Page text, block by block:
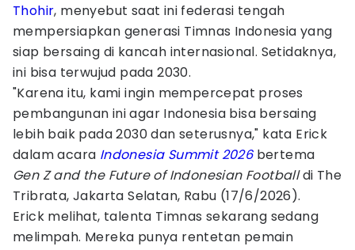
Thohir, menyebut saat ini federasi tengah
mempersiapkan generasi Timnas Indonesia yang
siap bersaing di kancah internasional. Setidaknya,
ini bisa terwujud pada 2030.
"Karena itu, kami ingin mempercepat proses
pembangunan ini agar Indonesia bisa bersaing
lebih baik pada 2030 dan seterusnya," kata Erick
dalam acara Indonesia Summit 2026bertema
Gen Z and the Future of Indonesian Footballdi The
Tribrata, Jakarta Selatan, Rabu (17/6/2026).
Erick melihat, talenta Timnas sekarang sedang
melimpah. Mereka punya rentetan pemain